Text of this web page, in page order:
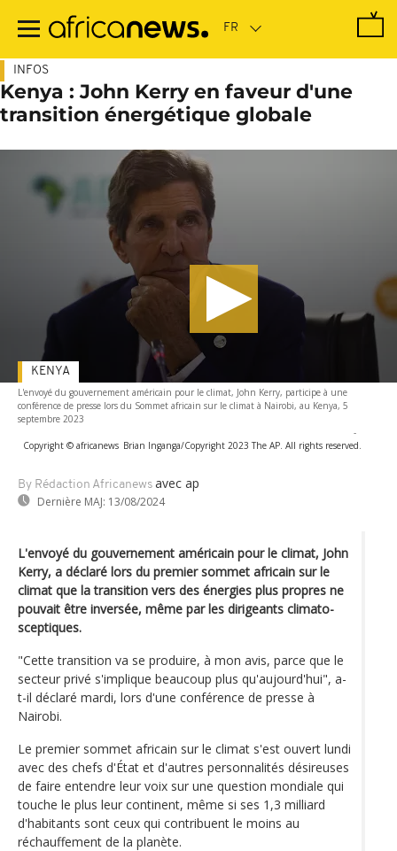
contenu
INFOS
Kenya : John Kerry en faveur d'une
transition énergétique globale
L'envoyé du gouvernement américain pour le climat, John Kerry, participe à une
conférence de presse lors du Sommet africain sur le climat à Nairobi, au Kenya, 5
septembre 2023
-
Copyright © africanews Brian Inganga/Copyright 2023 The AP. All rights reserved.
By Rédaction Africanews avec ap
Dernière MAJ: 13/08/2024
KENYA
L'envoyé du gouvernement américain pour le climat, John
Kerry, a déclaré lors du premier sommet africain sur le
climat que la transition vers des énergies plus propres ne
pouvait être inversée, même par les dirigeants climato-
sceptiques.
"Cette transition va se produire, à mon avis, parce que le
secteur privé s'implique beaucoup plus qu'aujourd'hui", a-
t-il déclaré mardi, lors d'une conférence de presse à
Nairobi.
Le premier sommet africain sur le climat s'est ouvert lundi
avec des chefs d'État et d'autres personnalités désireuses
de faire entendre leur voix sur une question mondiale qui
touche le plus leur continent, même si ses 1,3 milliard
d'habitants sont ceux qui contribuent le moins au
réchauffement de la planète.